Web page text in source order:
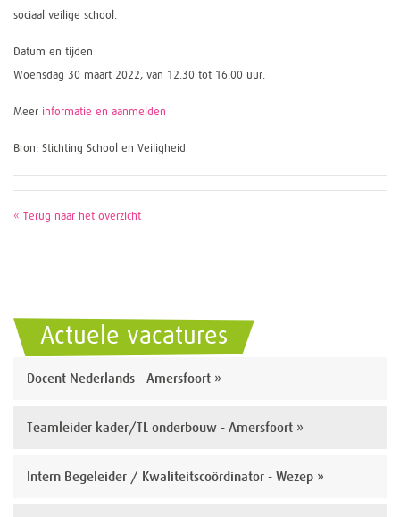
sociaal veilige school.
Datum en tijden
Woensdag 30 maart 2022, van 12.30 tot 16.00 uur.
Meer informatie en aanmelden
Bron: Stichting School en Veiligheid
« Terug naar het overzicht
Actuele vacatures
Docent Nederlands - Amersfoort »
Teamleider kader/TL onderbouw - Amersfoort »
Intern Begeleider / Kwaliteitscoördinator - Wezep »